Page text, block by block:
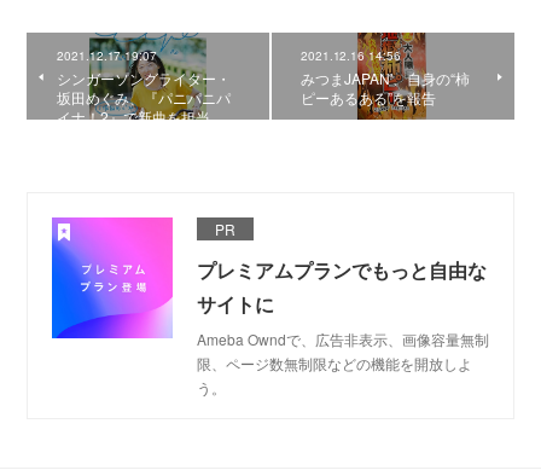
2021.12.17 19:07
シンガーソングライター・
坂田めぐみ、『パニパニパ
イナ！2』で新曲を担当
2021.12.16 14:56
みつまJAPAN'、自身の“柿
ピーあるある”を報告
PR
プレミアムプランでもっと自由な
サイトに
Ameba Owndで、広告非表示、画像容量無制
限、ページ数無制限などの機能を開放しよ
う。